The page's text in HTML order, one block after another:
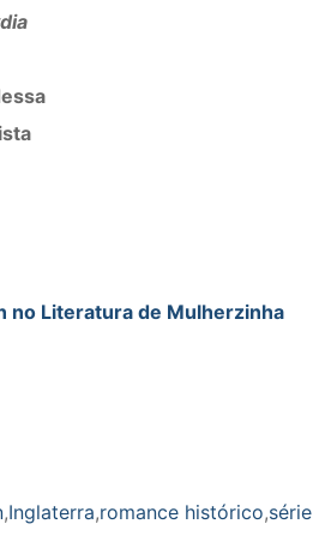
no Literatura de Mulherzinha
,Inglaterra,romance histórico,série